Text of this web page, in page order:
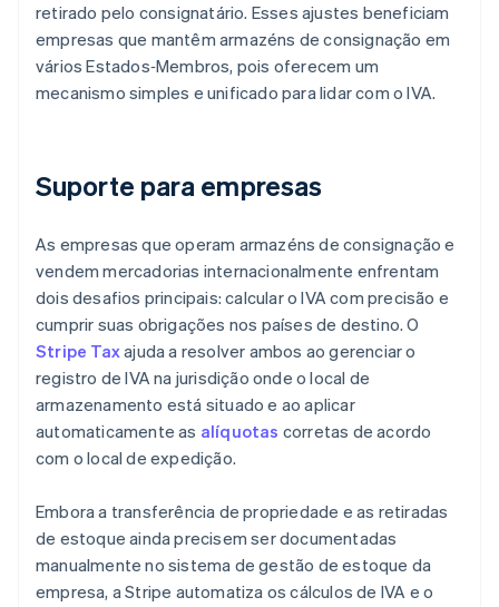
retirado pelo consignatário. Esses ajustes beneficiam
empresas que mantêm armazéns de consignação em
vários Estados‑Membros, pois oferecem um
mecanismo simples e unificado para lidar com o IVA.
Suporte para empresas
As empresas que operam armazéns de consignação e
vendem mercadorias internacionalmente enfrentam
dois desafios principais: calcular o IVA com precisão e
cumprir suas obrigações nos países de destino. O
Stripe Taxajuda a resolver ambos ao gerenciar o
registro de IVA na jurisdição onde o local de
armazenamento está situado e ao aplicar
automaticamente as alíquotas corretas de acordo
com o local de expedição.
Embora a transferência de propriedade e as retiradas
de estoque ainda precisem ser documentadas
manualmente no sistema de gestão de estoque da
empresa, a Stripe automatiza os cálculos de IVA e o